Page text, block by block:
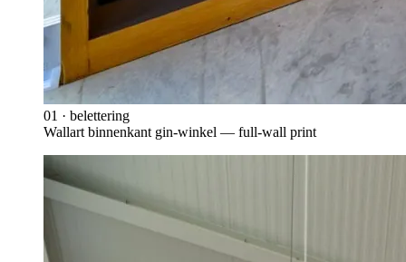
01 · belettering
Wallart binnenkant gin-winkel — full-wall print